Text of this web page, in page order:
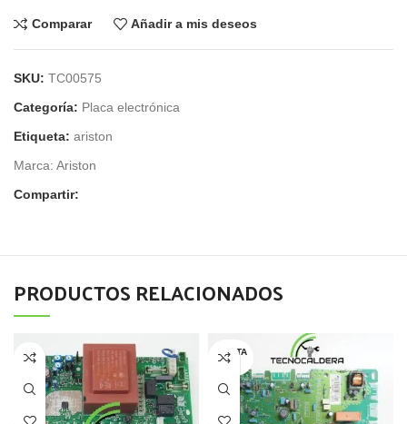
Comparar Añadir a mis deseos
SKU: TC00575
Categoría: Placa electrónica
Etiqueta: ariston
Marca: Ariston
Compartir:
PRODUCTOS RELACIONADOS
AGOTA
DO